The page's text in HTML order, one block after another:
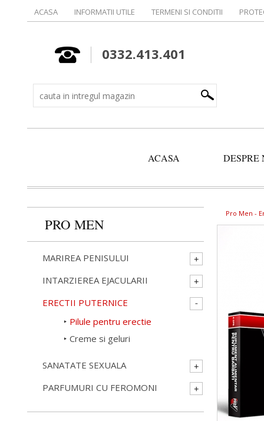
ACASA INFORMATII UTILE TERMENI SI CONDITII
0332.413.401
ACASA DESPRE
Pro Men -
PRO MEN
MARIREA PENISULUI
INTARZIEREA EJACULARII
ERECTII PUTERNICE
Pilule pentru erectie
Creme si geluri
SANATATE SEXUALA
PARFUMURI CU FEROMONI